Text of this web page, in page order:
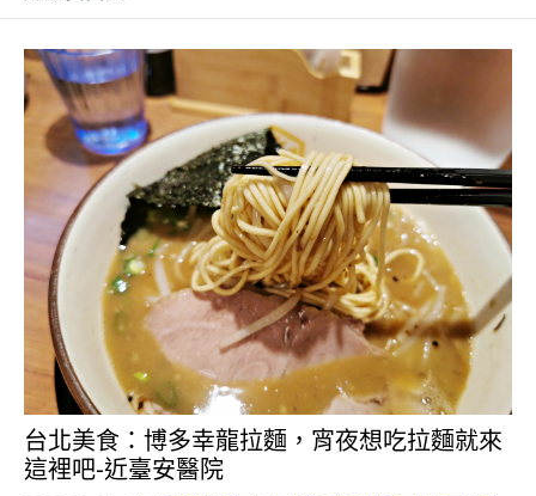
台北美食：博多幸龍拉麵，宵夜想吃拉麵就來
這裡吧-近臺安醫院